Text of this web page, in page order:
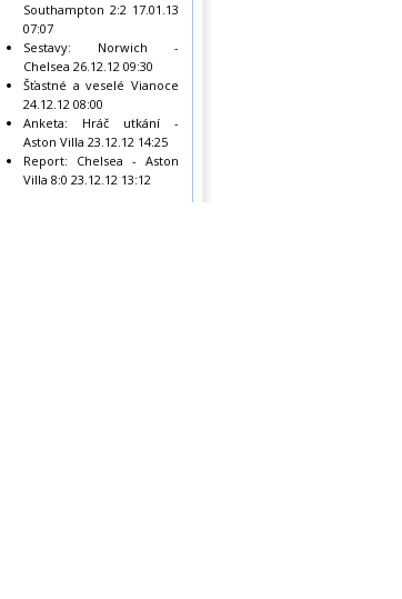
Southampton 2:2 17.01.13
07:07
Sestavy: Norwich -
Chelsea 26.12.12 09:30
Šťastné a veselé Vianoce
24.12.12 08:00
Anketa: Hráč utkání -
Aston Villa 23.12.12 14:25
Report: Chelsea - Aston
Villa 8:0 23.12.12 13:12